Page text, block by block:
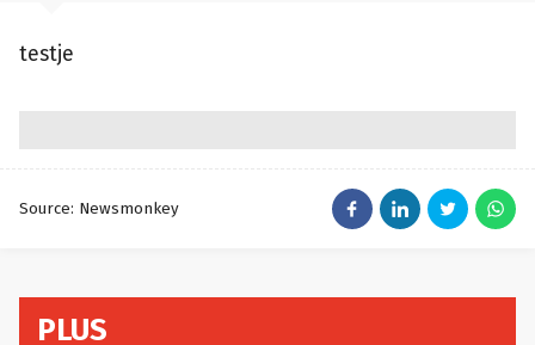
testje
Source: Newsmonkey
PLUS